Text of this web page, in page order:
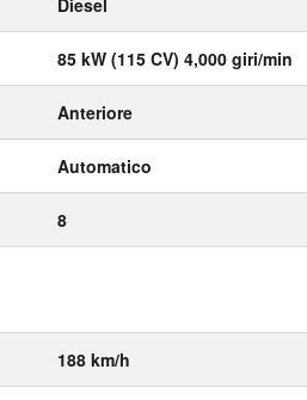
Diesel
85 kW (115 CV) 4,000 giri/min
Anteriore
Automatico
8
188 km/h